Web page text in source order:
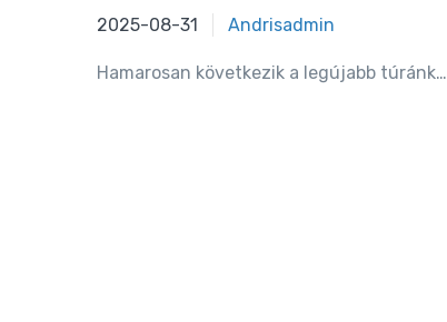
2025-08-31
2025-08-31 Andrisadmin
Hamarosan következik a legújabb